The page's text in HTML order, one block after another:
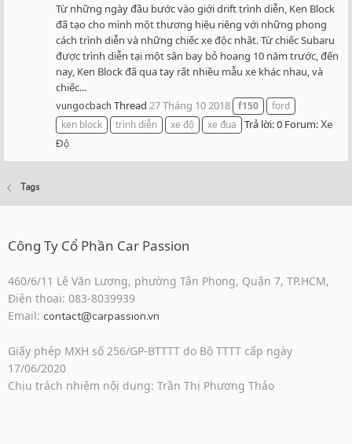
Từ những ngày đầu bước vào giới drift trình diễn, Ken Block
đã tạo cho mình một thương hiệu riêng với những phong
cách trình diễn và những chiếc xe độc nhât. Từ chiếc Subaru
được trình diễn tại một sân bay bỏ hoang 10 năm trước, đến
nay, Ken Block đã qua tay rất nhiều mẫu xe khác nhau, và
chiếc...
vungocbach Thread 27 Tháng 10 2018 f150
ford
ken block
trình diễn xe độ xe đua Trả lời: 0 Forum:Xe
Độ
Tags
Công Ty Cổ Phần Car Passion
460/6/11 Lê Văn Lương, phường Tân Phong, Quận 7, TP.HCM,
Điện thoại: 083-8039939
Email: contact@carpassion.vn
Giấy phép MXH số 256/GP-BTTTT do Bộ TTTT cấp ngày
17/06/2020
Chịu trách nhiệm nội dung: Trần Thị Phương Thảo